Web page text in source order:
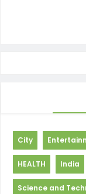
City
HEALTH India
Science and